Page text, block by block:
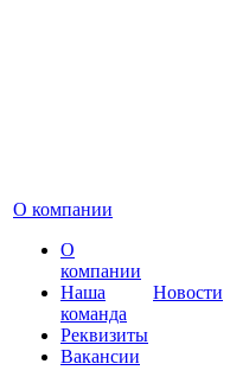
О компании
О
компании
Наша
команда
Реквизиты
Вакансии
Новости